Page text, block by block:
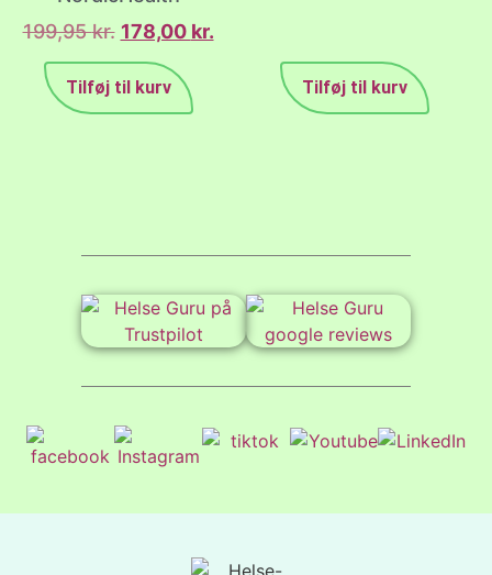
199,95kr. 178,00 kr.
Tilføj til kurv Tilføj til kurv